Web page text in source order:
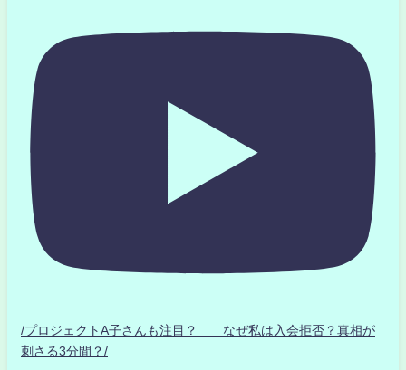
/プロジェクトA子さんも注目？ なぜ私は入会拒否？真相が
刺さる3分間？/